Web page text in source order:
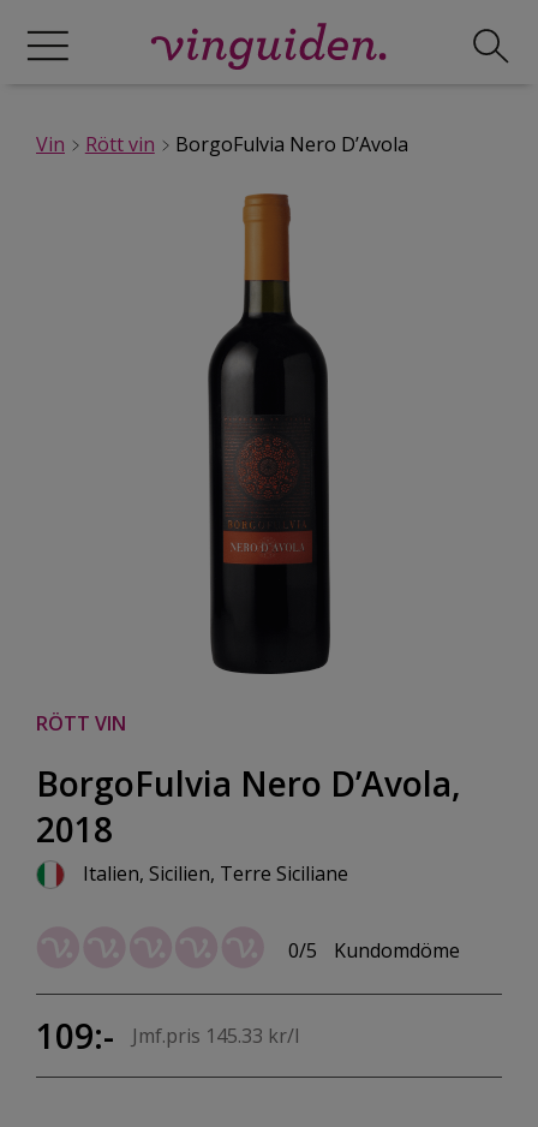
Vin Rött vin BorgoFulvia Nero D’Avola
RÖTT VIN
BorgoFulvia Nero D’Avola,
2018
Italien, Sicilien, Terre Siciliane
0/5 Kundomdöme
109:- Jmf.pris 145.33 kr/l